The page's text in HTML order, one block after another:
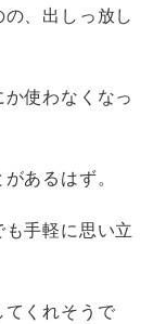
、出しっ放し
使わなくなっ
あるはず。
手軽に思い立
くれそうで